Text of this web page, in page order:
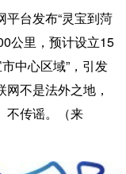
台发布“灵宝到菏
公里，预计设立15
中心区域”，引发
不是法外之地，
不传谣。（来